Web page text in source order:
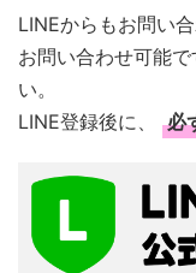
LINEからもお問い
お問い合わせ可能
い。
LINE登録後に、
必